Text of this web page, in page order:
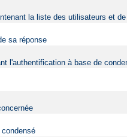
la liste des utilisateurs et
sa réponse
l'authentification à base de